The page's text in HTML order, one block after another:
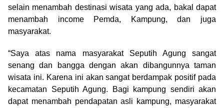
selain menambah destinasi wisata yang ada, bakal dapat
menambah income Pemda, Kampung, dan juga
masyarakat.
“Saya atas nama masyarakat Seputih Agung sangat
senang dan bangga dengan akan dibangunnya taman
wisata ini. Karena ini akan sangat berdampak positif pada
kecamatan Seputih Agung. Bagi kampung sendiri akan
dapat menambah pendapatan asli kampung, masyarakat